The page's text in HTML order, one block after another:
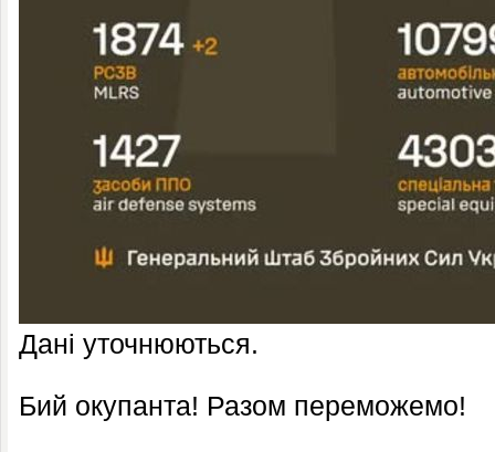
Дані уточнюються.
Бий окупанта! Разом переможемо!